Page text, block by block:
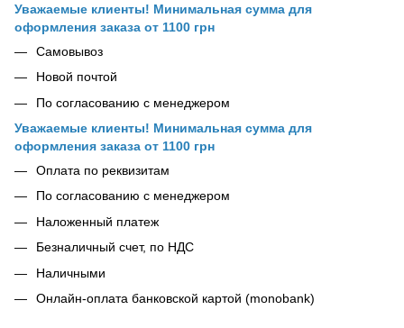
Уважаемые клиенты! Минимальная сумма для
оформления заказа от 1100 грн
Самовывоз
Новой почтой
По согласованию с менеджером
Уважаемые клиенты! Минимальная сумма для
оформления заказа от 1100 грн
Оплата по реквизитам
По согласованию с менеджером
Наложенный платеж
Безналичный счет, по НДС
Наличными
Онлайн-оплата банковской картой (monobank)